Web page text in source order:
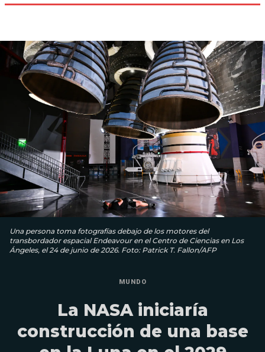
Una persona toma fotografías debajo de los motores del
transbordador espacial Endeavour en el Centro de Ciencias en Los
Ángeles, el 24 de junio de 2026. Foto: Patrick T. Fallon/AFP
MUNDO
La NASA iniciaría
construcción de una base